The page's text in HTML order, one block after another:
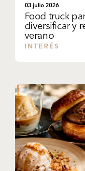
03 julio 2026
Food truck
diversificar y
verano
INTERÉS